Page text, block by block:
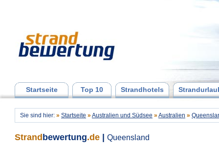
Startseite Top 10 Strandhotels
Sie sind hier: » Startseite » Australien und Südsee » Australien »
Strand bewertung.de Queensland